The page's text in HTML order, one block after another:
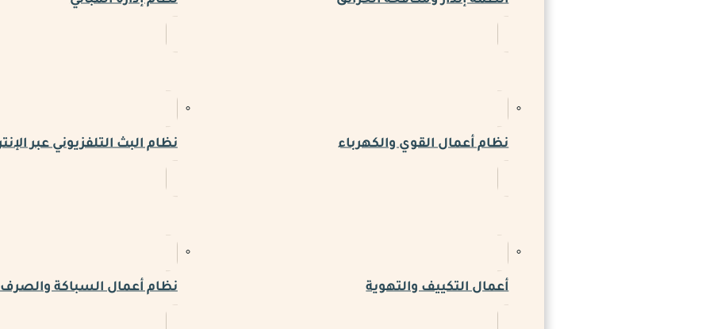
نظام أعمال القوي والكهرباء نظام البث التلفزيوني عبر
أعمال التكييف والتهوية نظام أعمال السباكة والصرف